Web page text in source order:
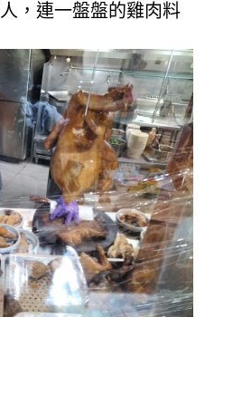
，連一盤盤的雞肉料